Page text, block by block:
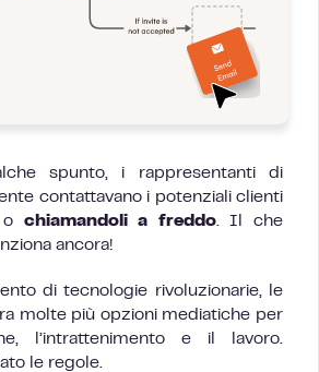
spunto, i rappresentanti di
contattavano i potenziali clienti
o chiamandoli a freddo. Il che
ancora!
di tecnologie rivoluzionarie, le
molte più opzioni mediatiche per
l’intrattenimento e il lavoro.
le regole.